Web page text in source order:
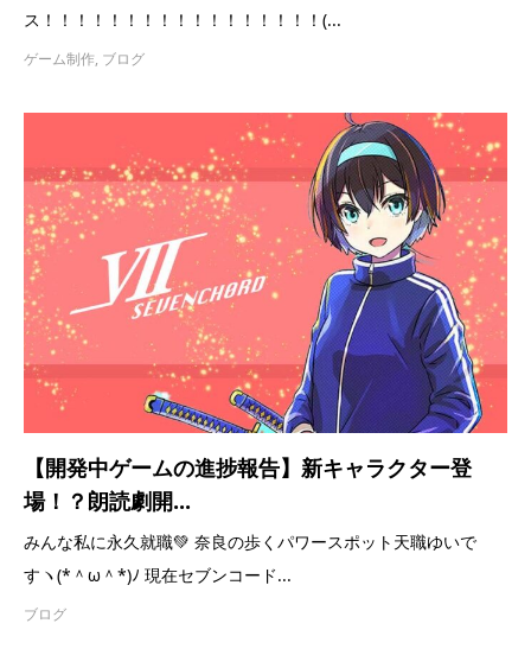
ス！！！！！！！！！！！！！！！！！(...
ゲーム制作, ブログ
【開発中ゲームの進捗報告】新キャラクター登
場！？朗読劇開...
みんな私に永久就職💚 奈良の歩くパワースポット天職ゆいで
すヽ(*＾ω＾*)ﾉ 現在セブンコード...
ブログ